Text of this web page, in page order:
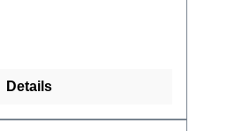
Details